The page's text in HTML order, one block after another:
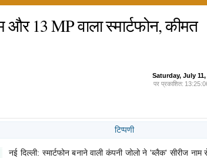
13 MP वाला स्मार्टफोन, कीमत
Saturday, July 11,
पर प्रकाशित:
टिप्पणी
नई दिल्ली: स्मार्टफोन बनाने वाली कंपनी जोलो ने 'ब्लैक' सीरीज